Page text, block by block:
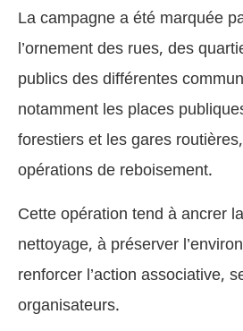
La campagne a été marquée
l’ornement des rues, des
publics des différentes
notamment les places
forestiers et les gares
opérations de reboisement.
Cette opération tend à ancrer
nettoyage, à préserver
renforcer l’action associative,
organisateurs.